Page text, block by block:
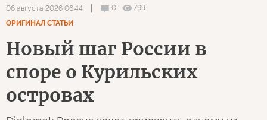
06 августа 2026 06:44 0
799
ОРИГИНАЛ СТАТЬИ
Новый шаг России в
споре о Курильских
островах